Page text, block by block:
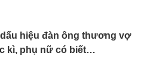
dấu hiệu đàn ông thương vợ
kì, phụ nữ có biết…